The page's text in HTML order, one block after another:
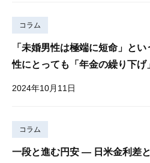
コラム
「未婚男性は極端に短命」と
性にとっても「年金の繰り下げ
2024年10月11日
コラム
一段と進む円安 — 日米金利差